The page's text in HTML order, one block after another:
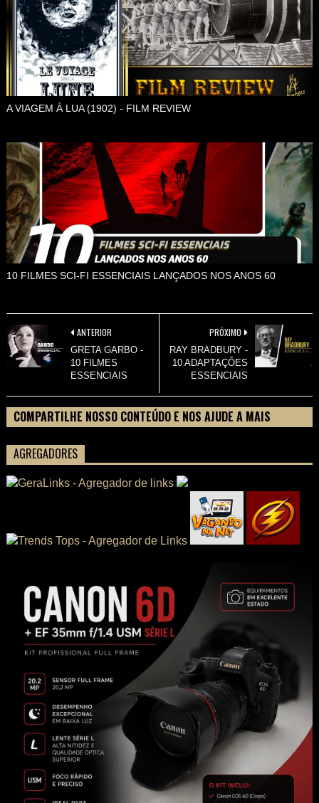
A VIAGEM À LUA (1902) - FILM REVIEW
10 FILMES SCI-FI ESSENCIAIS LANÇADOS NOS ANOS 60
PRÓXIMO
RAY BRADBURY -
10 ADAPTAÇÔES
ESSENCIAIS
ANTERIOR
GRETA GARBO -
10 FILMES
ESSENCIAIS
COMPARTILHE NOSSO CONTEÚDO E NOS AJUDE A MAIS
AGREGADORES